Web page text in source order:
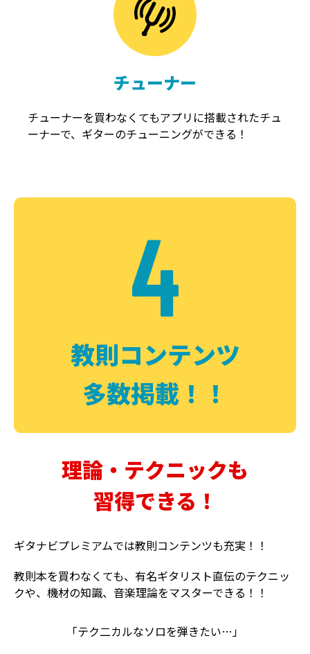
チューナー
チューナーを買わなくてもアプリに搭載されたチュ
ーナーで、ギターのチューニングができる！
4
教則コンテンツ
多数掲載！！
理論・テクニックも
習得できる！
ギタナビプレミアムでは教則コンテンツも充実！！
教則本を買わなくても、有名ギタリスト直伝のテクニッ
クや、機材の知識、音楽理論をマスターできる！！
「テク二カルなソロを弾きたい…」